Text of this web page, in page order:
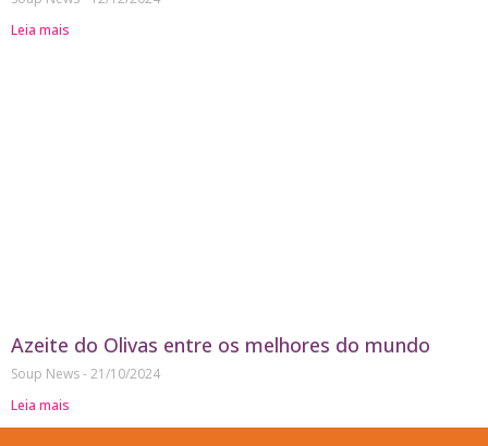
Leia mais
Azeite do Olivas entre os melhores do mundo
Soup News 21/10/2024
Leia mais